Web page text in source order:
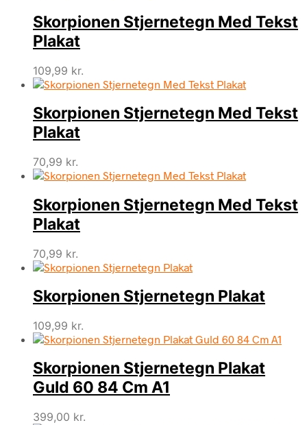
Skorpionen Stjernetegn Med Tekst
Plakat
109,99 kr.
Skorpionen Stjernetegn Med Tekst
Plakat
70,99 kr.
Skorpionen Stjernetegn Med Tekst
Plakat
70,99 kr.
Skorpionen Stjernetegn Plakat
109,99 kr.
Skorpionen Stjernetegn Plakat
Guld 60 84 Cm A1
399,00 kr.